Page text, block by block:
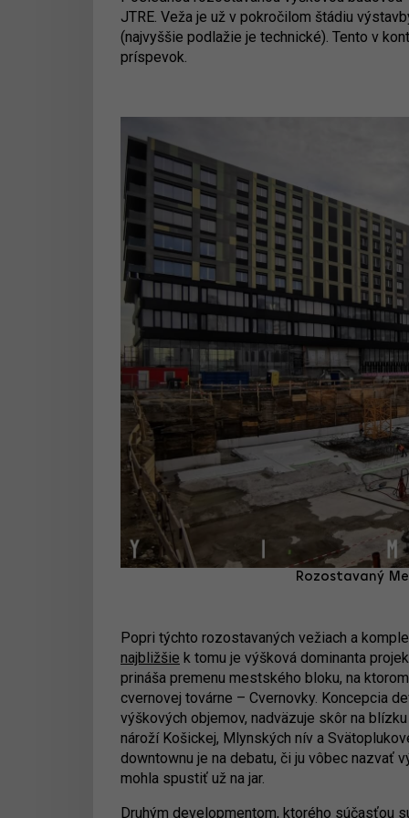
JTRE. Veža je už v pokročilom štádiu
(najvyššie podlažie je technické). Tento v
príspevok.
Rozostavaný
Popri týchto rozostavaných vežiach a
najbližšie k tomu je výšková dominanta
prináša premenu mestského bloku, na
cvernovej továrne – Cvernovky. Koncepcia
výškových objemov, nadväzuje skôr na
nároží Košickej, Mlynských nív a
downtownu je na debatu, či ju vôbec nazvať
mohla spustiť už na jar.
Druhým developmentom, ktorého súčasťou